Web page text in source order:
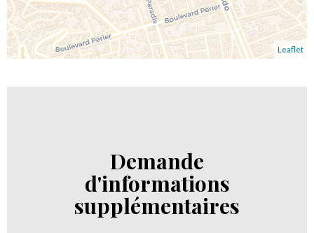
Leaflet
Demande
d'informations
supplémentaires